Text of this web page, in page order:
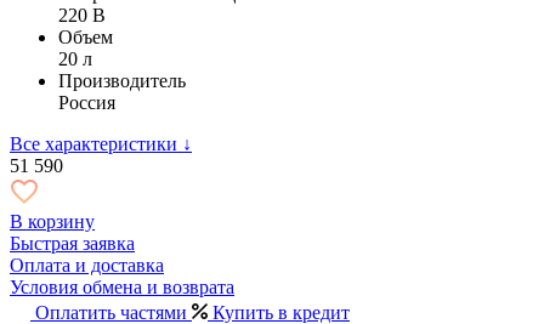
220 В
Объем
20 л
Производитель
Россия
Все характеристики ↓
51 590
В корзину
Быстрая заявка
Оплата и доставка
Условия обмена и возврата
Оплатить частями
Купить в кредит